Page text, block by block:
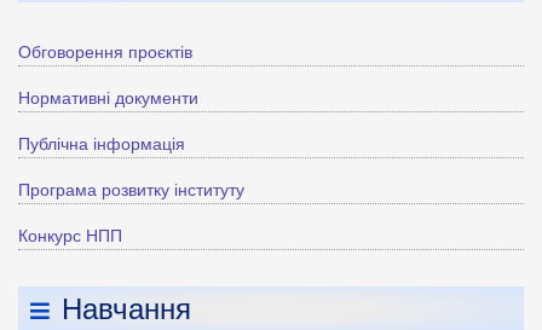
Обговорення проєктів
Нормативні документи
Публічна інформація
Програма розвитку інституту
Конкурс НПП
Навчання